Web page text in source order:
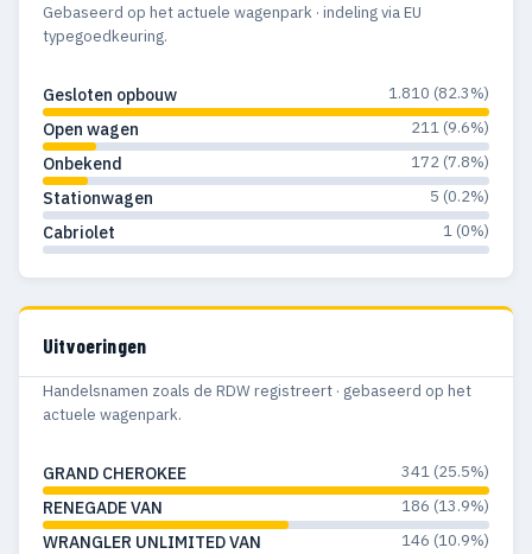
1988
1987 20
1986 21
1985 30 28
1984 20
1983 31 24
1981 31 10
1980 45
1979 42 24
1978 48 25
Gebaseerd op het actuele wagenpark · indeling via EU
typegoedkeuring.
Gesloten opbouw 1.810 (82.3%)
Open wagen 211 (9.6%)
Onbekend 172 (7.8%)
Stationwagen 5 (0.2%)
Cabriolet 1 (0%)
Uitvoeringen
Handelsnamen zoals de RDW registreert · gebaseerd op het
actuele wagenpark.
GRAND CHEROKEE 341 (25.5%)
RENEGADE VAN 186 (13.9%)
WRANGLER UNLIMITED VAN 146 (10.9%)